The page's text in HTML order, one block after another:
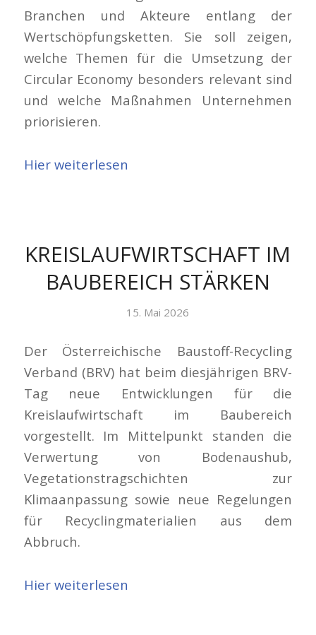
Branchen und Akteure entlang der
Wertschöpfungsketten. Sie soll zeigen,
welche Themen für die Umsetzung der
Circular Economy besonders relevant sind
und welche Maßnahmen Unternehmen
priorisieren.
Hier weiterlesen
KREISLAUFWIRTSCHAFT IM
BAUBEREICH STÄRKEN
15. Mai 2026
Der Österreichische Baustoff-Recycling
Verband (BRV) hat beim diesjährigen BRV-
Tag neue Entwicklungen für die
Kreislaufwirtschaft im Baubereich
vorgestellt. Im Mittelpunkt standen die
Verwertung von Bodenaushub,
Vegetationstragschichten zur
Klimaanpassung sowie neue Regelungen
für Recyclingmaterialien aus dem
Abbruch.
Hier weiterlesen